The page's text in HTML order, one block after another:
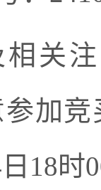
关
加
日 18时